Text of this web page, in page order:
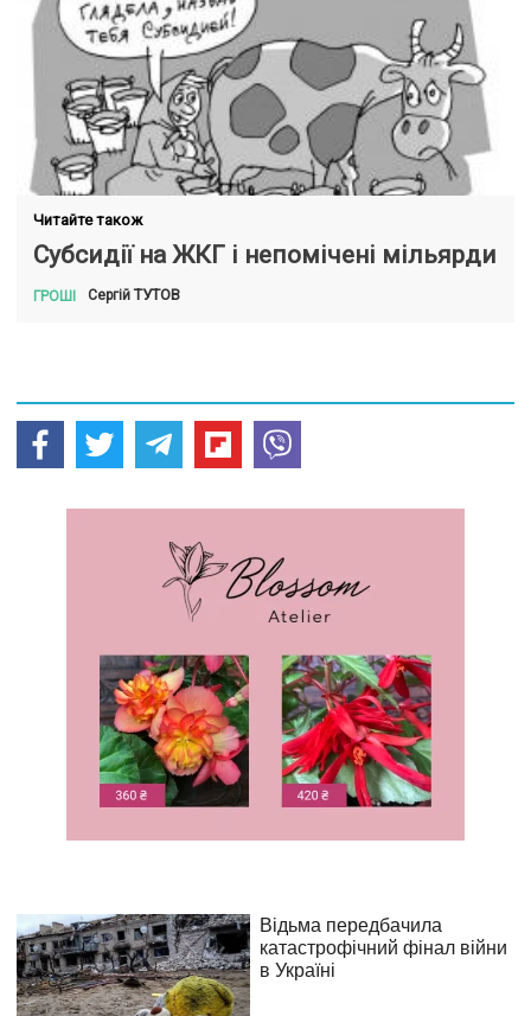
Читайте також
Субсидії на ЖКГ і непомічені мільярди
ГРОШІ СергійТУТОВ